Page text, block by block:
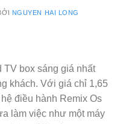
NGUYEN HAI LONG
TV box sáng giá nhất
khách. Với giá chỉ 1,65
điều hành Remix Os
làm việc như một máy